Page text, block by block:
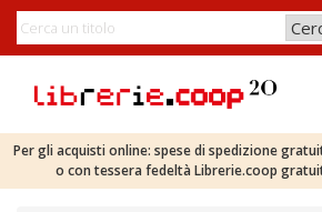
Per gli acquisti online: spese di spedizione
o con tessera fedeltà Librerie.coop